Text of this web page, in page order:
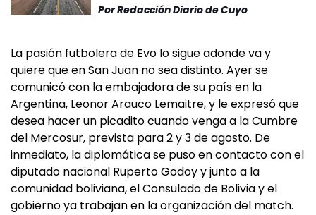
PorRedacción Diario de Cuyo
La pasión futbolera de Evo lo sigue adonde va y
quiere que en San Juan no sea distinto. Ayer se
comunicó con la embajadora de su país en la
Argentina, Leonor Arauco Lemaitre, y le expresó que
desea hacer un picadito cuando venga a la Cumbre
del Mercosur, prevista para 2 y 3 de agosto. De
inmediato, la diplomática se puso en contacto con el
diputado nacional Ruperto Godoy y junto a la
comunidad boliviana, el Consulado de Bolivia y el
gobierno ya trabajan en la organización del match.